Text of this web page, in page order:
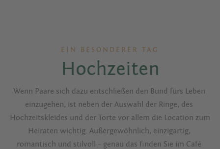
EIN BESONDERER TAG
Hochzeiten
Wenn Paare sich dazu entschließen den Bund fürs Leben
einzugehen, ist neben der Auswahl der Ringe, des
Hochzeitskleides und der Torte vor allem die Location zum
Heiraten wichtig. Außergewöhnlich, einzigartig,
romantisch und stilvoll – genau das finden Sie im Café